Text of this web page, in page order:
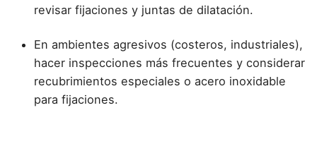
revisar fijaciones y juntas de dilatación.
En ambientes agresivos (costeros, industriales),
hacer inspecciones más frecuentes y considerar
recubrimientos especiales o acero inoxidable
para fijaciones.